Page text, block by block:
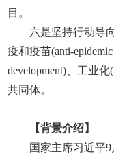
目。
六是坚持行动导
疫和疫苗(anti-
development) 、工业化
共同体。
【背景介绍】
国家主席习近平9